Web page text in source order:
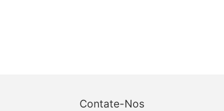
Contate-Nos